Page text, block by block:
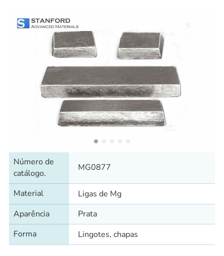
Número de
catálogo.
MG0877
Material
Ligas de Mg
Aparência
Prata
Forma
Lingotes, chapas